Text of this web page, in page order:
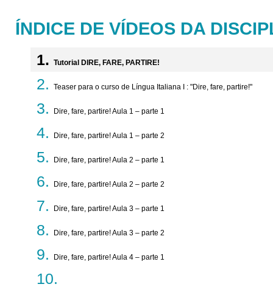
ÍNDICE DE VÍDEOS DA
Tutorial DIRE, FARE, PARTIRE!
Teaser para o curso de Língua Italiana I : "Dire, fare, partire!"
Dire, fare, partire! Aula 1 – parte 1
Dire, fare, partire! Aula 1 – parte 2
Dire, fare, partire! Aula 2 – parte 1
Dire, fare, partire! Aula 2 – parte 2
Dire, fare, partire! Aula 3 – parte 1
Dire, fare, partire! Aula 3 – parte 2
Dire, fare, partire! Aula 4 – parte 1